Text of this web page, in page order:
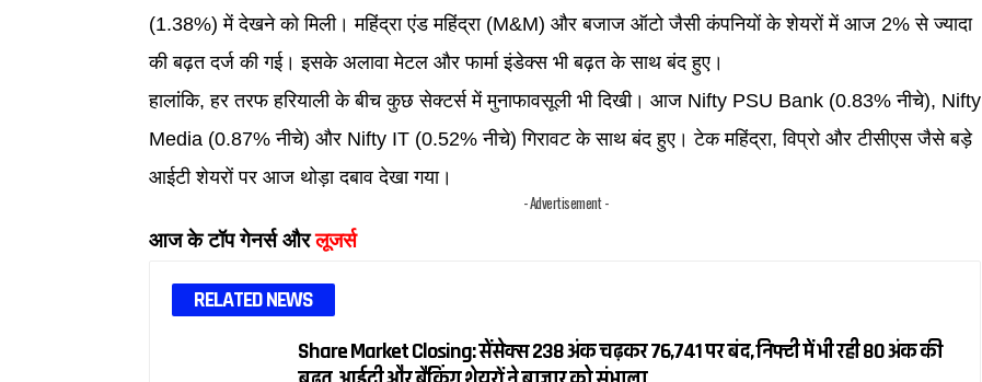
(1.38%) में देखने को मिली। महिंद्रा एंड महिंद्रा (M&M) और बजाज ऑटो जैसी कंपनियों के शेयरों में आज 2% से ज्यादा
की बढ़त दर्ज की गई। इसके अलावा मेटल और फार्मा इंडेक्स भी बढ़त के साथ बंद हुए।
हालांकि, हर तरफ हरियाली के बीच कुछ सेक्टर्स में मुनाफावसूली भी दिखी। आज Nifty PSU Bank (0.83% नीचे), Nifty
Media (0.87% नीचे) और Nifty IT (0.52% नीचे) गिरावट के साथ बंद हुए। टेक महिंद्रा, विप्रो और टीसीएस जैसे बड़े
आईटी शेयरों पर आज थोड़ा दबाव देखा गया।
- Advertisement -
आज के टॉप गेनर्स औरलूजर्स
RELATED NEWS
Share Market Closing: सेंसेक्स 238 अंक चढ़कर 76,741 पर बंद, निफ्टी में भी रही 80 अंक की